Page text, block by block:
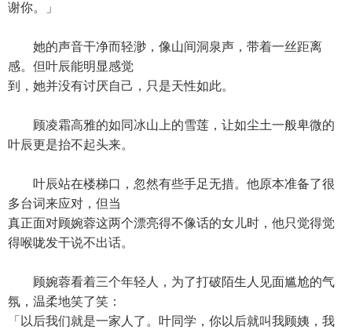
谢你。」
她的声音干净而轻渺，像山间洞泉声，带着一丝距离
感。但叶辰能明显感觉
到，她并没有讨厌自己，只是天性如此。
顾凌霜高雅的如同冰山上的雪莲，让如尘土一般卑微的
叶辰更是抬不起头来。
叶辰站在楼梯口，忽然有些手足无措。他原本准备了很
多台词来应对，但当
真正面对顾婉蓉这两个漂亮得不像话的女儿时，他只觉得觉
得喉咙发干说不出话。
顾婉蓉看着三个年轻人，为了打破陌生人见面尴尬的气
氛，温柔地笑了笑：
「以后我们就是一家人了。叶同学，你以后就叫我顾姨，我